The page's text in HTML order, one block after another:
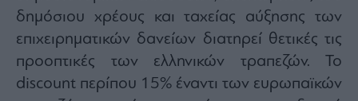
δημόσιου χρέους και ταχείας αύξησης των
επιχειρηματικών δανείων διατηρεί θετικές τις
προοπτικές των ελληνικών τραπεζών. Το
discount περίπου 15% έναντι των ευρωπαϊκών